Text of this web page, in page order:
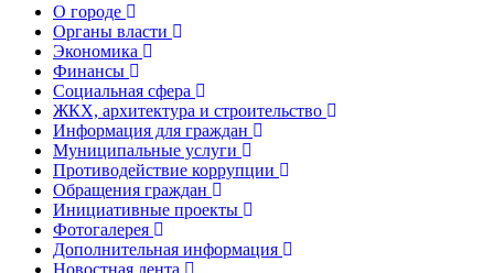
О городе
Органы власти
Экономика
Финансы
Социальная сфера
ЖКХ, архитектура и строительство
Информация для граждан
Муниципальные услуги
Противодействие коррупции
Обращения граждан
Инициативные проекты
Фотогалерея
Дополнительная информация
Новостная лента